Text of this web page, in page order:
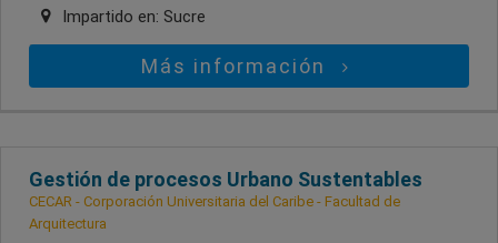
Impartido en: Sucre
Más información
Gestión de procesos Urbano Sustentables
CECAR - Corporación Universitaria del Caribe - Facultad de
Arquitectura